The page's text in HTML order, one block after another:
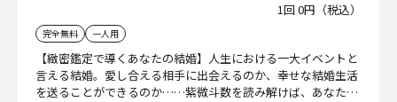
1回 0円（税込）
完全無料 一人用
【緻密鑑定で導くあなたの結婚】人生における一大イベントと
言える結婚。愛し合える相手に出会えるのか、幸せな結婚生活
を送ることができるのか……紫微斗数を読み解けば、あなたの